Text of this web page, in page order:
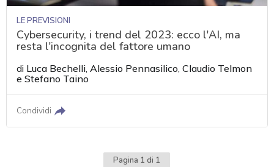
LE PREVISIONI
Cybersecurity, i trend del 2023: ecco l'AI, ma
resta l'incognita del fattore umano
di Luca Bechelli,Alessio Pennasilico,Claudio Telmon
eStefano Taino
Condividi
Pagina 1 di 1